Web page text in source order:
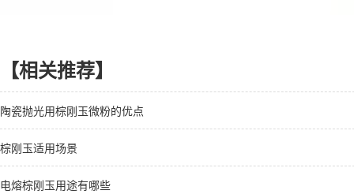
【相关推荐】
陶瓷抛光用棕刚玉微粉的优点
棕刚玉适用场景
电熔棕刚玉用途有哪些